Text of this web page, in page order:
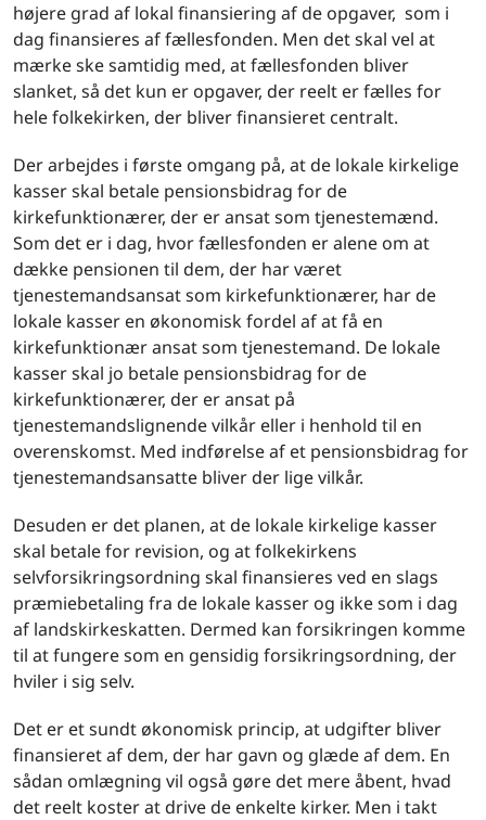
højere grad af lokal finansiering af de opgaver, som i
dag finansieres af fællesfonden. Men det skal vel at
mærke ske samtidig med, at fællesfonden bliver
slanket, så det kun er opgaver, der reelt er fælles for
hele folkekirken, der bliver finansieret centralt.
Der arbejdes i første omgang på, at de lokale kirkelige
kasser skal betale pensionsbidrag for de
kirkefunktionærer, der er ansat som tjenestemænd.
Som det er i dag, hvor fællesfonden er alene om at
dække pensionen til dem, der har været
tjenestemandsansat som kirkefunktionærer, har de
lokale kasser en økonomisk fordel af at få en
kirkefunktionær ansat som tjenestemand. De lokale
kasser skal jo betale pensionsbidrag for de
kirkefunktionærer, der er ansat på
tjenestemandslignende vilkår eller i henhold til en
overenskomst. Med indførelse af et pensionsbidrag for
tjenestemandsansatte bliver der lige vilkår.
Desuden er det planen, at de lokale kirkelige kasser
skal betale for revision, og at folkekirkens
selvforsikringsordning skal finansieres ved en slags
præmiebetaling fra de lokale kasser og ikke som i dag
af landskirkeskatten. Dermed kan forsikringen komme
til at fungere som en gensidig forsikringsordning, der
hviler i sig selv.
Det er et sundt økonomisk princip, at udgifter bliver
finansieret af dem, der har gavn og glæde af dem. En
sådan omlægning vil også gøre det mere åbent, hvad
det reelt koster at drive de enkelte kirker. Men i takt